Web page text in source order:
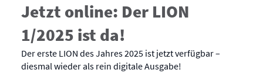
Jetzt online: Der LION
1/2025 ist da!
Der erste LION des Jahres 2025 ist jetzt verfügbar –
diesmal wieder als rein digitale Ausgabe!